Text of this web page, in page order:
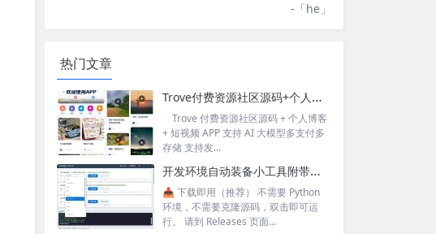
-「he 」
热门文章
Trove付费资源社区源码+个人博客+短视频 APP 支持AI大模型多支付多存储
Trove 付费资源社区源码 + 个人博客
+ 短视频 APP 支持 AI 大模型多支付多
存储 支持发...
开发环境自动装备小工具附带源码
📥 下载即用（推荐） 不需要 Python
环境，不需要克隆源码，双击即可运
行。 请到 Releases 页面...